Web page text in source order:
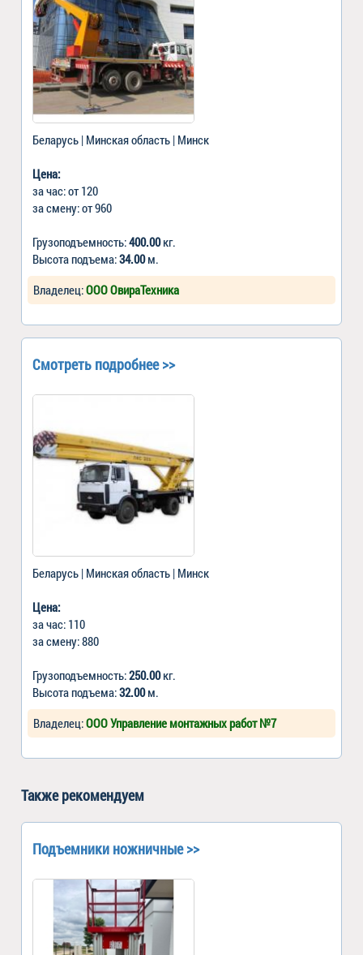
Беларусь | Минская область | Минск
Цена:
за час: от 120
за смену: от 960
Грузоподъемность:400.00кг.
Высота подъема:34.00м.
Владелец:ООО ОвираТехника
Смотреть подробнее >>
Беларусь | Минская область | Минск
Цена:
за час: 110
за смену: 880
Грузоподъемность:250.00кг.
Высота подъема:32.00м.
Владелец:ООО Управление монтажных работ №7
Также рекомендуем
Подъемники ножничные >>